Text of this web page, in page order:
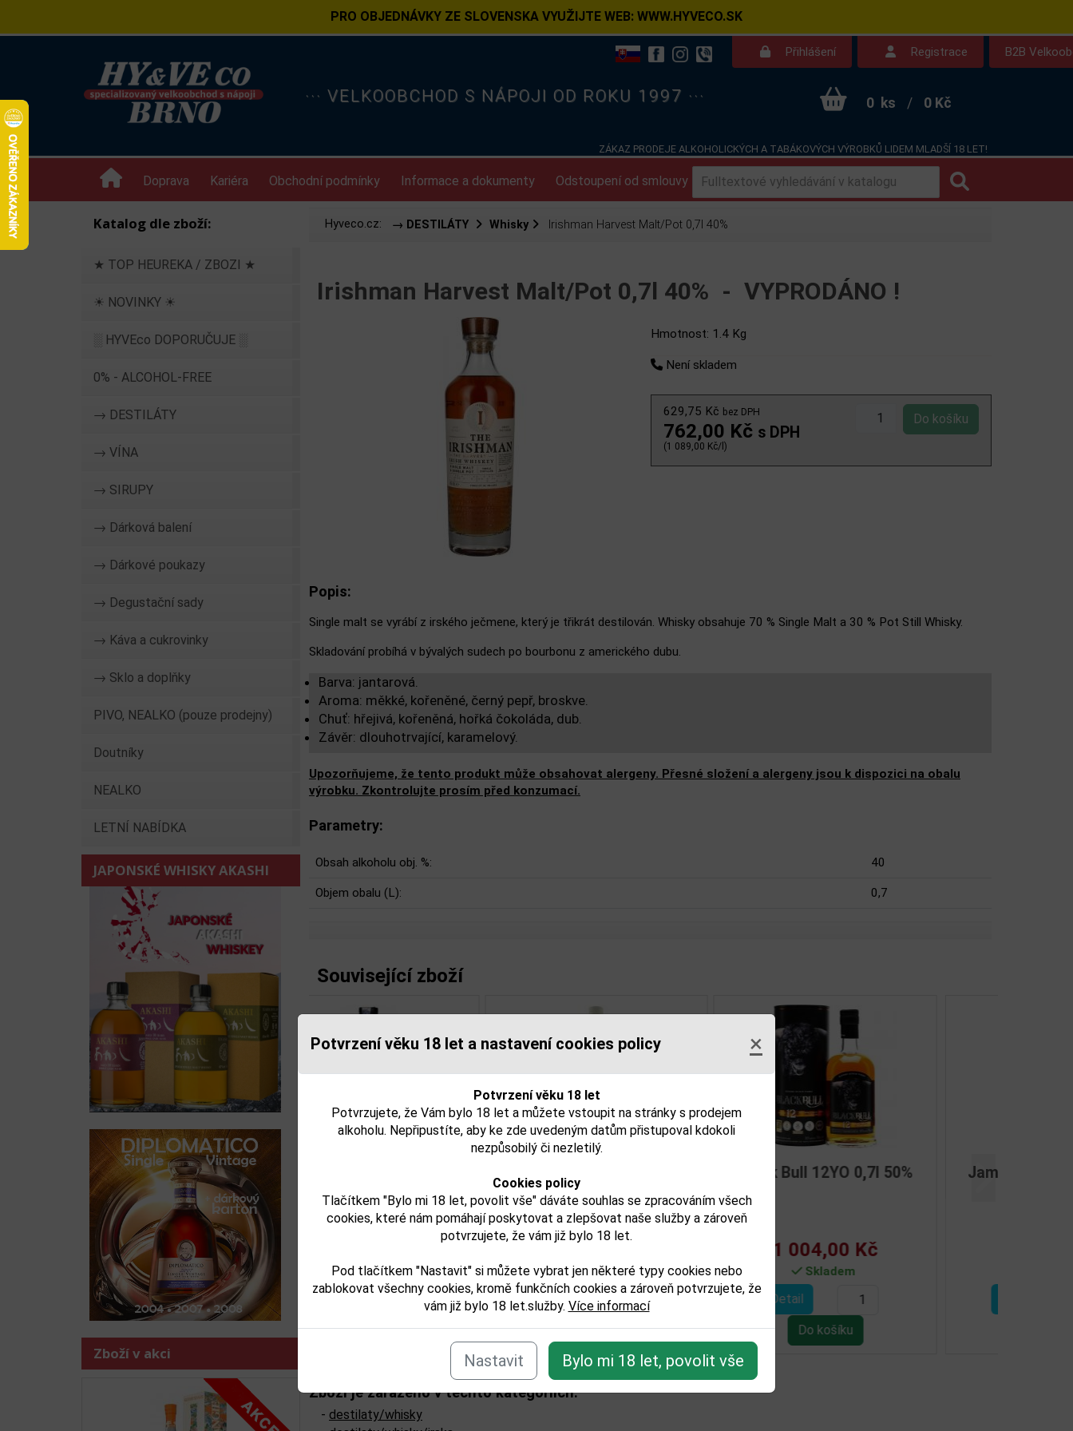
Potvrzení věku 18 let a nastavení cookies policy ×
Potvrzení věku 18 let
Potvrzujete, že Vám bylo 18 let a můžete vstoupit na stránky s prodejem
alkoholu. Nepřipustíte, aby ke zde uvedeným datům přistupoval kdokoli
nezpůsobilý či nezletilý.
Cookies policy
Tlačítkem "Bylo mi 18 let, povolit vše" dáváte souhlas se zpracováním všech
cookies, které nám pomáhají poskytovat a zlepšovat naše služby a zároveň
potvrzujete, že vám již bylo 18 let.
Pod tlačítkem "Nastavit" si můžete vybrat jen některé typy cookies nebo
zablokovat všechny cookies, kromě funkčních cookies a zároveň potvrzujete, že
vám již bylo 18 let.služby. Více informací
Nastavit Bylo mi 18 let, povolit vše
PRO OBJEDNÁVKY ZE SLOVENSKA VYUŽIJTE WEB: WWW.HYVECO.SK
Přihlášení Registrace B2B
··· VELKOOBCHOD S NÁPOJI OD ROKU 1997 ··· 0 ks / 0 Kč
ZÁKAZ PRODEJE ALKOHOLICKÝCH A TABÁKOVÝCH VÝROBKŮ LIDEM MLADŠÍ 18 LET!
Doprava Kariéra Obchodní podmínky Informace a dokumenty Odstoupení od smlouvy Kontakt Dotazy
Katalog dle zboží:
★ TOP HEUREKA / ZBOZI ★
☀ NOVINKY ☀
░ HYVEco DOPORUČUJE ░
0% - ALCOHOL-FREE
→ DESTILÁTY
→ VÍNA
→ SIRUPY
→ Dárková balení
→ Dárkové poukazy
→ Degustační sady
→ Káva a cukrovinky
→ Sklo a doplňky
PIVO, NEALKO (pouze prodejny)
Doutníky
NEALKO
LETNÍ NABÍDKA
JAPONSKÉ WHISKY AKASHI
Zboží v akci
Hyveco.cz: → DESTILÁTY Whisky Irishman Harvest Malt/Pot 0,7l 40%
Irishman Harvest Malt/Pot 0,7l 40% - VYPRODÁNO !
Hmotnost: 1.4 Kg
Není skladem
629,75 Kč bez DPH
762,00 Kč s DPH
(1 089,00 Kč/l)
Popis:
Single malt se vyrábí z irského ječmene, který je třikrát destilován. Whisky obsahuje 70 % Single Malt a 30 % Pot Still Whisky.
Skladování probíhá v bývalých sudech po bourbonu z amerického dubu.
Barva: jantarová.
Aroma: měkké, kořeněné, černý pepř, broskve.
Chuť: hřejivá, kořeněná, hořká čokoláda, dub.
Závěr: dlouhotrvající, karamelový.
Upozorňujeme, že tento produkt může obsahovat alergeny. Přesné složení a alergeny jsou k dispozici na obalu
výrobku. Zkontrolujte prosím před konzumací.
Parametry:
Obsah alkoholu obj. %: 40
Objem obalu (L): 0,7
Související zboží
0,7l 43%
1 008,00 Kč
Není skladem Není skladem
Detail
Jameson 18YO 0,7l 40%
3 072,00 Kč
Není skladem
Zboží je zařazeno v těchto kategoriích:
- destilaty/whisky